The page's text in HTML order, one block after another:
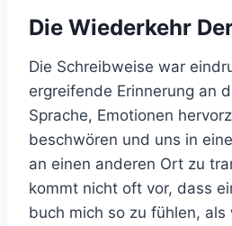
Die Wiederkehr
Die Schreibweise war
ergreifende Erinnerung an
Sprache, Emotionen
beschwören und uns in
an einen anderen Ort zu
kommt nicht oft vor, dass
buch mich so zu fühlen,